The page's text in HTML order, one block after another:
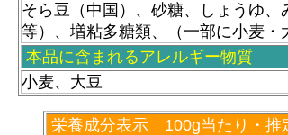
そら豆（中国）、砂糖、しょうゆ
等）、増粘多糖類、（一部に小麦・
本品に含まれるアレルギー物質
小麦、大豆
栄養成分表示 100g当たり・推